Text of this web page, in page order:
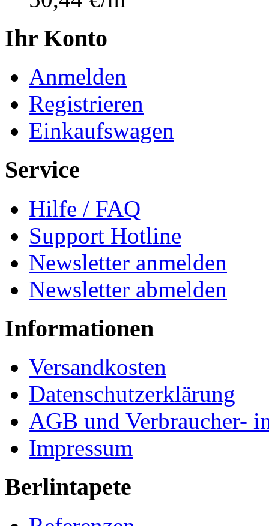
Ihr Konto
Anmelden
Registrieren
Einkaufswagen
Service
Hilfe / FAQ
Support Hotline
Newsletter anmelden
Newsletter abmelden
Informationen
Versandkosten
Datenschutzerklärung
AGB und Verbraucher-
Impressum
Berlintapete